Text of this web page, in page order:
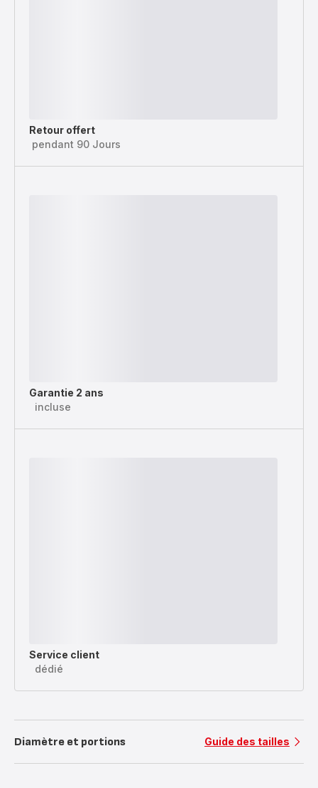
Retour offert
pendant 90 Jours
Garantie 2 ans
incluse
Service client
dédié
Diamètre et portions Guide des tailles